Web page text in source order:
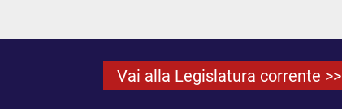
Vai alla Legislatura corrente >>